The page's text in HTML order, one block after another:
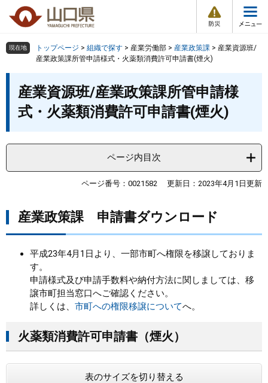
の
頭
ー
飛
情
報
メ
ュ
組織で探す
教育・文化・スポーツ
しごと・産業・観光
まちづくり
検索の仕方 組織で探す サイトマップで探す
現在地 トップページ > 組織で探す > 産業労働部 > 産業政策課 > 産業資源班/
産業政策課所管申請様式・火薬類消費許可申請書(煙火)
産業資源班/産業政策課所管申請様
式・火薬類消費許可申請書(煙火)
ページ内目次
ページ番号：0021582 更新日：2023年4月1日更新
産業政策課 申請書ダウンロード
平成23年4月1日より、一部市町へ権限を移譲しておりま
す。
申請様式及び申請手数料や納付方法に関しましては、移
譲市町担当窓口へご確認ください。
詳しくは、 市町への権限移譲についてへ。
火薬類消費許可申請書（煙火）
表のサイズを切り替える